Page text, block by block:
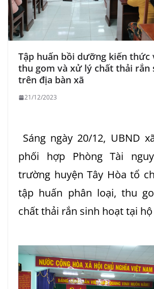
Tập huấn bồi dưỡng kiến thức
thu gom và xử lý chất thải rắn
trên địa bàn xã
21/12/2023
Sáng ngày 20/12, UBND
phối hợp Phòng Tài
trường huyện Tây Hòa tổ
tập huấn phân loại, thu
chất thải rắn sinh hoạt tại